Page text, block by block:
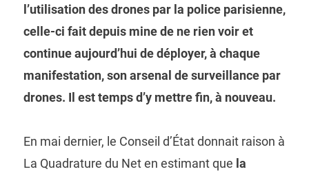
l’utilisation des drones par la police parisienne,
celle-ci fait depuis mine de ne rien voir et
continue aujourd’hui de déployer, à chaque
manifestation, son arsenal de surveillance par
drones. Il est temps d’y mettre fin, à nouveau.
En mai dernier, le Conseil d’État donnait raison à
La Quadrature du Net en estimant que la